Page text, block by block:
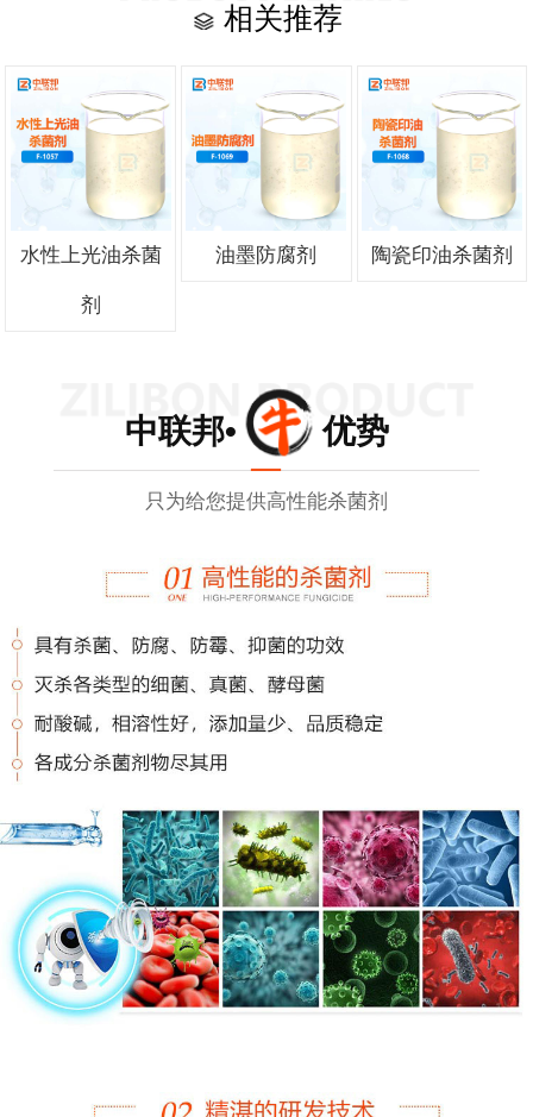
相关推荐
水性上光油杀菌
剂
油墨防腐剂 陶瓷印油杀菌剂
中联邦• 优势
只为给您提供高性能杀菌剂